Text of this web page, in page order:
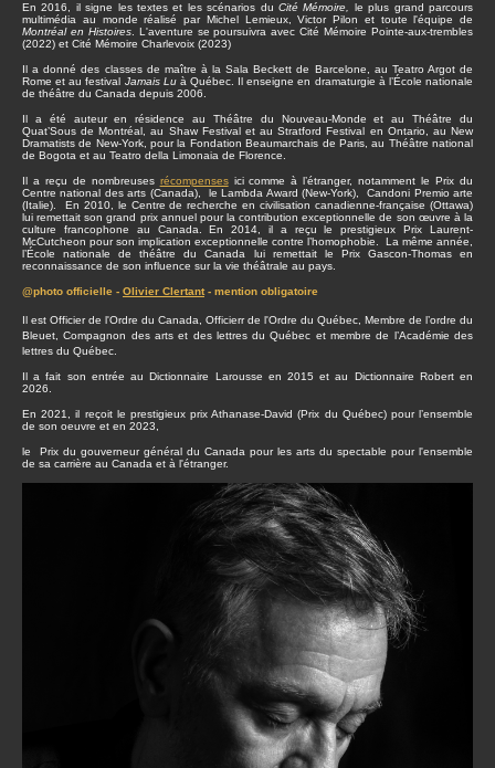
En 2016, il signe les textes et les scénarios du Cité Mémoire, le plus grand parcours
multimédia au monde réalisé par Michel Lemieux, Victor Pilon et toute l'équipe de
Montréal en Histoires. L'aventure se poursuivra avec Cité Mémoire Pointe-aux-trembles
(2022) et Cité Mémoire Charlevoix (2023)
Il a donné des classes de maître à la Sala Beckett de Barcelone, au Teatro Argot de
Rome et au festival Jamais Luà Québec. Il enseigne en dramaturgie à l’École nationale
de théâtre du Canada depuis 2006.
Il a été auteur en résidence au Théâtre du Nouveau-Monde et au Théâtre du
Quat’Sous de Montréal, au Shaw Festival et au Stratford Festival en Ontario, au New
Dramatists de New-York, pour la Fondation Beaumarchais de Paris, au Théâtre national
de Bogota et au Teatro della Limonaia de Florence.
Il a reçu de nombreuses récompensesici comme à l’étranger, notamment le Prix du
Centre national des arts (Canada), le Lambda Award (New-York), Candoni Premio arte
(Italie). En 2010, le Centre de recherche en civilisation canadienne-française (Ottawa)
lui remettait son grand prix annuel pour la contribution exceptionnelle de son œuvre à la
culture francophone au Canada. En 2014, il a reçu le prestigieux Prix Laurent-
McCutcheon pour son implication exceptionnelle contre l’homophobie. La même année,
l’École nationale de théâtre du Canada lui remettait le Prix Gascon-Thomas en
reconnaissance de son influence sur la vie théâtrale au pays.
@photo officielle - Olivier Clertant- mention obligatoire
Il est Officier de l'Ordre du Canada, Officierr de l'Ordre du Québec, Membre de l’ordre du
Bleuet, Compagnon des arts et des lettres du Québec et membre de l’Académie des
lettres du Québec.
Il a fait son entrée au Dictionnaire Larousse en 2015 et au Dictionnaire Robert en
2026.
En 2021, il reçoit le prestigieux prix Athanase-David (Prix du Québec) pour l’ensemble
de son oeuvre et en 2023,
le Prix du gouverneur général du Canada pour les arts du spectable pour l'ensemble
de sa carrière au Canada et à l'étranger.